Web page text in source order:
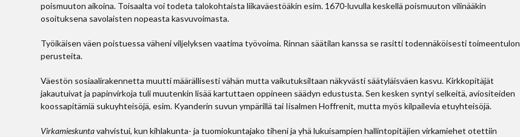
poismuuton aikoina. Toisaalta voi todeta talokohtaista liikaväestöäkin esim. 1670-luvulla keskellä poismuuton vilinääkin
osoituksena savolaisten nopeasta kasvuvoimasta.
Työikäisen väen poistuessa väheni viljelyksen vaatima työvoima. Rinnan säätilan kanssa se rasitti todennäköisesti toimeentulon
perusteita.
Väestön sosiaalirakennetta muutti määrällisesti vähän mutta vaikutuksiltaan näkyvästi säätyläisväen kasvu. Kirkkopitäjät
jakautuivat ja papinvirkoja tuli muutenkin lisää kartuttaen oppineen säädyn edustusta. Sen kesken syntyi selkei­tä, aviositeiden
koossapitämiä sukuyhteisöjä, esim. Kyanderin suvun ympärillä tai Iisalmen Hoffrenit, mutta myös kilpailevia etuyhteisöjä.
Virkamieskuntavahvistui, kun kihlakunta- ja tuomiokuntajako tiheni ja yhä lukuisampien hallintopitäjien virkamiehet otettiin